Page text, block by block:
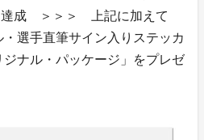
達成 ＞＞＞ 上記に加えて
・選手直筆サイン入りステッカ
ナル・パッケージ」をプレゼ